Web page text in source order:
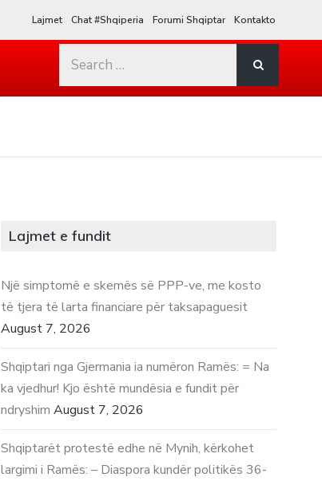
Lajmet Chat #Shqiperia Forumi Shqiptar Kontakto
Search
Lajmet e fundit
Një simptomë e skemës së PPP-ve, me kosto
të tjera të larta financiare për taksapaguesit
August 7, 2026
Shqiptari nga Gjermania ia numëron Ramës: = Na
ka vjedhur! Kjo është mundësia e fundit për
ndryshim August 7, 2026
Shqiptarët protestë edhe në Mynih, kërkohet
largimi i Ramës: – Diaspora kundër politikës 36-